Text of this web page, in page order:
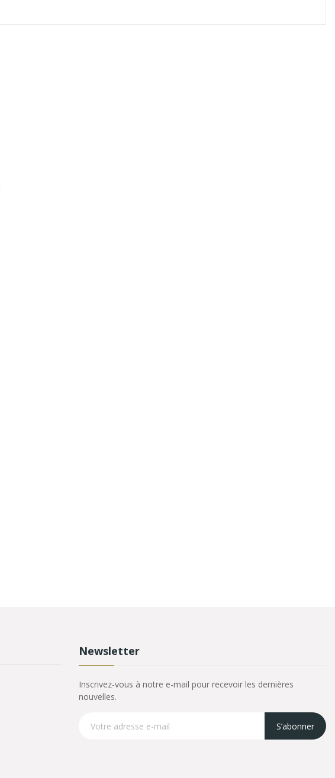
Newsletter
Inscrivez-vous à notre e-mail pour recevoir les dernières
nouvelles.
S’abonner